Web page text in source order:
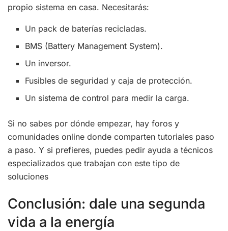
propio sistema en casa. Necesitarás:
Un pack de baterías recicladas.
BMS (Battery Management System).
Un inversor.
Fusibles de seguridad y caja de protección.
Un sistema de control para medir la carga.
Si no sabes por dónde empezar, hay foros y
comunidades online donde comparten tutoriales paso
a paso. Y si prefieres, puedes pedir ayuda a técnicos
especializados que trabajan con este tipo de
soluciones
Conclusión: dale una segunda
vida a la energía